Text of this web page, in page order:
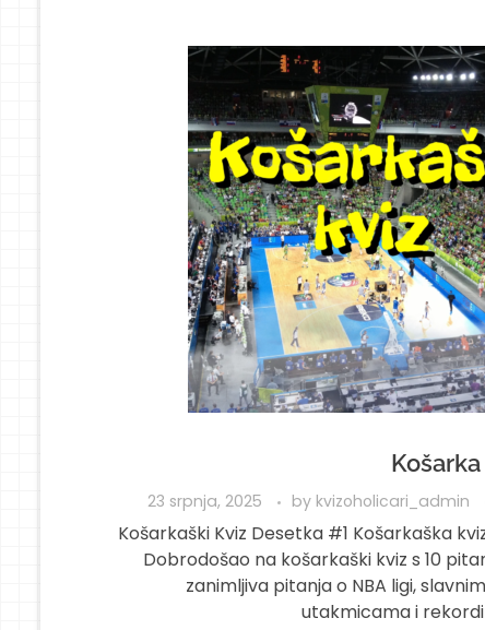
23 srpnja, 2025 by kvizoholicari_admin
Košarkaški Kviz Desetka #1 Košarkaška
Dobrodošao na košarkaški kviz s 10
zanimljiva pitanja o NBA ligi,
utakmicama i